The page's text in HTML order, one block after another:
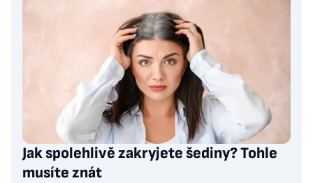
Jak spolehlivě zakryjete šediny? Tohle
musíte znát